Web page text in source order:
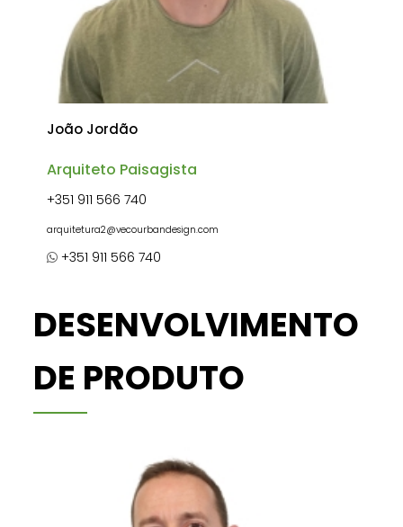
João Jordão
Arquiteto Paisagista
+351 911 566 740
arquitetura2@vecourbandesign.com
+351 911 566 740
DESENVOLVIMENTO
DE PRODUTO